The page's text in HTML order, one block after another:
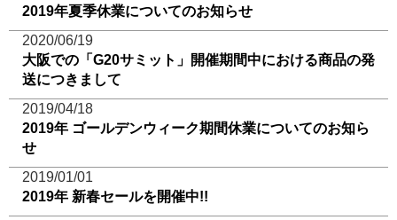
2019年夏季休業についてのお知らせ
2020/06/19
大阪での「G20サミット」開催期間中における商品の発
送につきまして
2019/04/18
2019年 ゴールデンウィーク期間休業についてのお知ら
せ
2019/01/01
2019年 新春セールを開催中!!